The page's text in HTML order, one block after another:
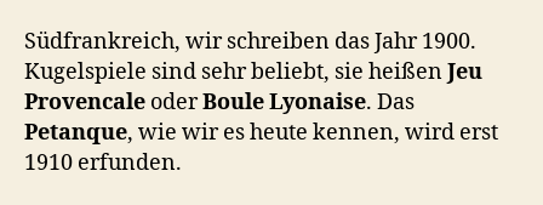
Südfrankreich, wir schreiben das Jahr 1900.
Kugelspiele sind sehr beliebt, sie heißenJeu
Provencale oderBoule Lyonaise. Das
Petanque, wie wir es heute kennen, wird erst
1910 erfunden.